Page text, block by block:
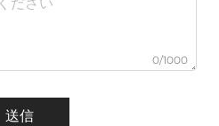
0/1000
送信